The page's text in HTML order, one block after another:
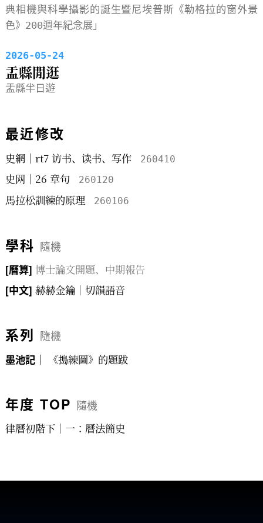
典相機與科學攝影的誕生暨尼埃普斯《勒格拉的窗外景
色》200週年紀念展」
2026-05-24
盂縣閒逛
盂縣半日遊
最近修改
史網｜rt7 访书、读书、写作 260410
史网｜26 章句 260120
馬拉松訓練的原理 260106
學科 隨機
[曆算] 博士論文開題、中期報告
[中文] 赫赫金鑰｜切韻語音
系列 隨機
墨池記｜ 《搗練圖》的題跋
年度 TOP 隨機
律曆初階下｜一：曆法簡史